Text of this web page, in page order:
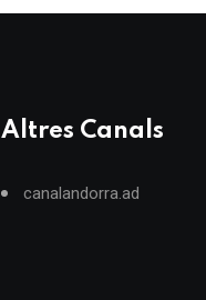
Altres Canals
canalandorra.ad